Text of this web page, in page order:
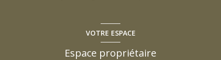
VOTRE ESPACE
Espace propriétaire